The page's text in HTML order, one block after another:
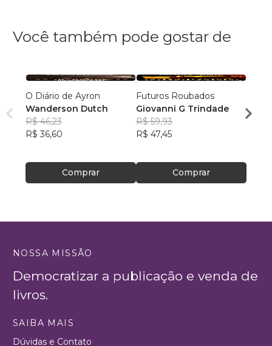
Você também pode gostar de
O Diário de Ayron
Wanderson Dutch
R$ 46,23
R$ 36,60
Comprar
Futuros Roubados
Giovanni G Trindade
R$ 59,93
R$ 47,45
Comprar
R$
NOSSA MISSÃO
Democratizar a publicação e venda de
livros.
SAIBA MAIS
Dúvidas e Contato